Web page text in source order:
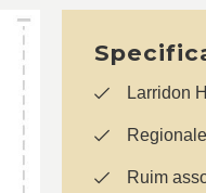
Larridon
Ruim